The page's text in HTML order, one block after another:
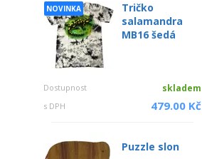
NOVINKA
Tričko
salamandra
MB16 šedá
Dostupnost skladem
s DPH 479.00 Kč
Puzzle slon